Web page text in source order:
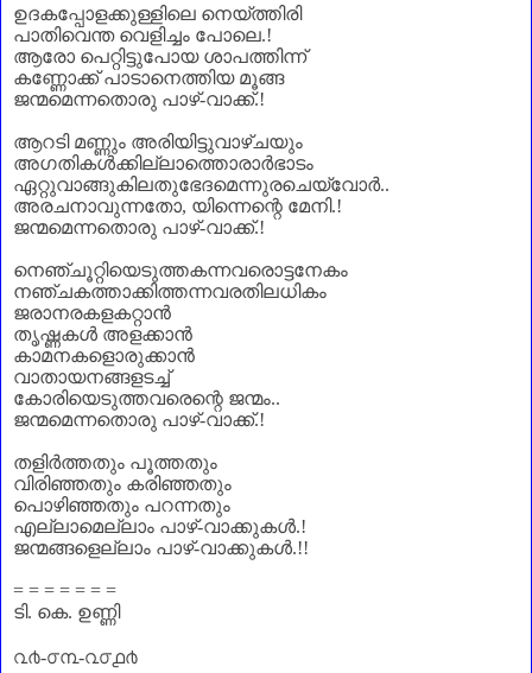
ഉദകപ്പോളക്കുള്ളിലെ നെയ്ത്തിരി
പാതിവെന്ത വെളിച്ചം പോലെ.!
ആരോ പെറ്റിട്ടുപോയ ശാപത്തിന്ന്
കണ്ണോക്ക് പാടാനെത്തിയ മൂങ്ങ
ജന്മമെന്നതൊരു പാഴ്-വാക്ക്.!
ആറടി മണ്ണും അരിയിട്ടുവാഴ്ചയും
അഗതികൾക്കില്ലാത്തൊരാർഭാടം
ഏറ്റുവാങ്ങുകിലതുഭേദമെന്നുരചെയ്‌വോർ..
അരചനാവുന്നതോ, യിന്നെന്റെ മേനി.!
ജന്മമെന്നതൊരു പാഴ്-വാക്ക്.!
നെഞ്ചൂറ്റിയെടുത്തകന്നവരൊട്ടനേകം
നഞ്ചകത്താക്കിത്തന്നവരതിലധികം
ജരാനരകളകറ്റാൻ
തൃഷ്ണകൾ അളക്കാൻ
കാമനകളൊരുക്കാൻ
വാതായനങ്ങളടച്ച്
കോരിയെടുത്തവരെന്റെ ജന്മം..
ജന്മമെന്നതൊരു പാഴ്-വാക്ക്.!
തളിർത്തതും പൂത്തതും
വിരിഞ്ഞതും കരിഞ്ഞതും
പൊഴിഞ്ഞതും പറന്നതും
എല്ലാമെല്ലാം പാഴ്-വാക്കുകൾ.!
ജന്മങ്ങളെല്ലാം പാഴ്-വാക്കുകൾ.!!
= = = = = = =
ടി. കെ. ഉണ്ണി
൨൪-൦൩-൨൦൧൪